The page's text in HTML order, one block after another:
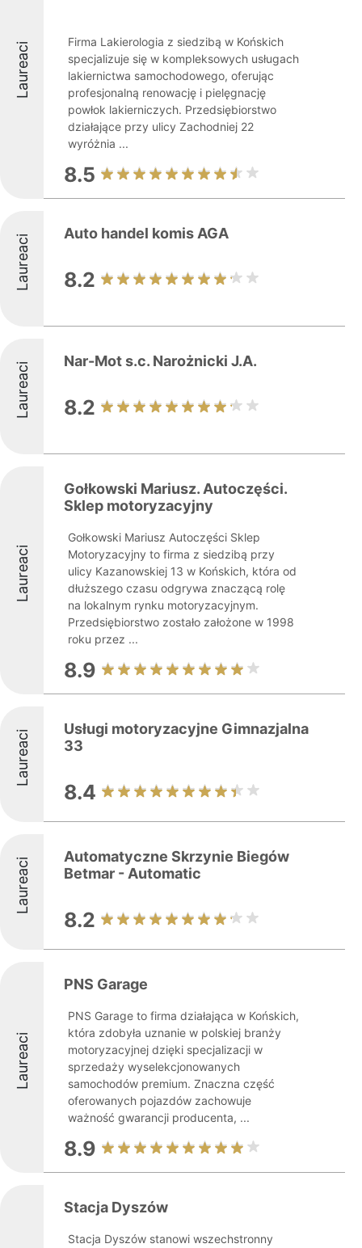
Laureaci
Firma Lakierologia z siedzibą w Końskich
specjalizuje się w kompleksowych usługach
lakiernictwa samochodowego, oferując
profesjonalną renowację i pielęgnację
powłok lakierniczych. Przedsiębiorstwo
działające przy ulicy Zachodniej 22
wyróżnia ...
8.5
Laureaci Auto handel komis AGA
8.2
Laureaci Nar-Mot s.c. Narożnicki J.A.
8.2
Laureaci
Gołkowski Mariusz. Autoczęści.
Sklep motoryzacyjny
Gołkowski Mariusz Autoczęści Sklep
Motoryzacyjny to firma z siedzibą przy
ulicy Kazanowskiej 13 w Końskich, która od
dłuższego czasu odgrywa znaczącą rolę
na lokalnym rynku motoryzacyjnym.
Przedsiębiorstwo zostało założone w 1998
roku przez ...
8.9
Laureaci
Usługi motoryzacyjne Gimnazjalna
33
8.4
Laureaci
Automatyczne Skrzynie Biegów
Betmar - Automatic
8.2
Laureaci
PNS Garage
PNS Garage to firma działająca w Końskich,
która zdobyła uznanie w polskiej branży
motoryzacyjnej dzięki specjalizacji w
sprzedaży wyselekcjonowanych
samochodów premium. Znaczna część
oferowanych pojazdów zachowuje
ważność gwarancji producenta, ...
8.9
Stacja Dyszów
Stacja Dyszów stanowi wszechstronny